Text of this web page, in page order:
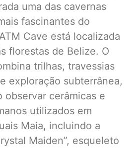
uma das cavernas
fascinantes do
Cave está localizada
florestas de Belize. O
trilhas, travessias
exploração subterrânea,
observar cerâmicas e
utilizados em
Maia, incluindo a
Maiden”, esqueleto